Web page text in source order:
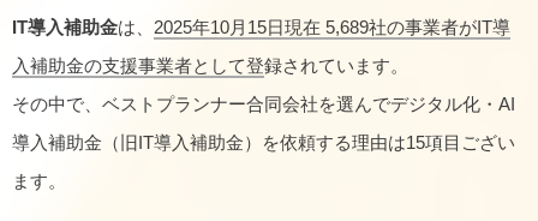
IT導入補助金は、 2025年10月15日現在 5,689社の事業者がIT導
入補助金の支援事業者として登録されています。
その中で、ベストプランナー合同会社を選んでデジタル化・AI
導入補助金（旧IT導入補助金）を依頼する理由は15項目ござい
ます。